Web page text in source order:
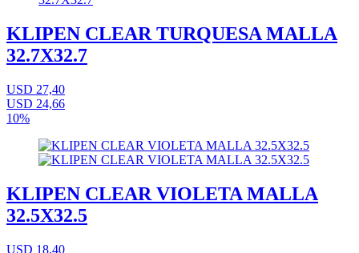
KLIPEN CLEAR TURQUESA MALLA
32.7X32.7
USD 27,40
USD 24,66
10%
KLIPEN CLEAR VIOLETA MALLA
32.5X32.5
USD 18,40